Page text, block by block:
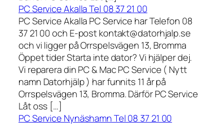
PC Service Akalla Tel 08 37 21 00
PC Service Akalla PC Service har Telefon 08
37 21 00 och E-post kontakt@datorhjalp.se
och vi ligger på Orrspelsvägen 13, Bromma
Öppet tider Starta inte dator? Vi hjälper dej.
Vi reparera din PC & Mac PC Service ( Nytt
namn Datorhjälp ) har funnits 11 år på
Orrspelsvägen 13, Bromma. Därför PC Service
Låt oss […]
PC Service Nynäshamn Tel 08 37 21 00